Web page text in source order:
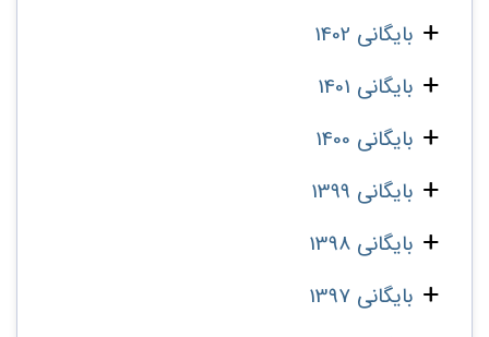
بایگانی 1402
بایگانی 1401
بایگانی 1400
بایگانی 1399
بایگانی 1398
بایگانی 1397